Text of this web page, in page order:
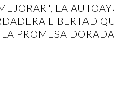
LA
LIBERTAD
PROMESA